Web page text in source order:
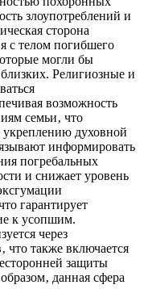
злоупотреблений и
сторона
с телом погибшего
могли бы
Религиозные и
возможность
семьи‚ что
укреплению духовной
информировать
погребальных
и снижает уровень
гарантирует
к усопшим.
через
что также включается
защиты
данная сфера